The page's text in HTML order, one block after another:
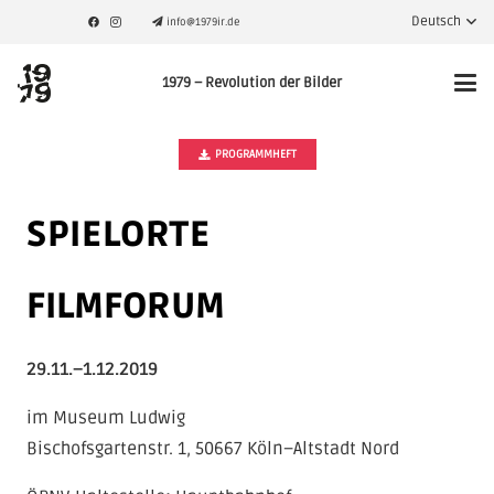
info@1979ir.de Deutsch
1979 – Revolution der Bilder
PROGRAMMHEFT
SPIELORTE
FILMFORUM
29.11.–1.12.2019
im Museum Ludwig
Bischofsgartenstr. 1, 50667 Köln–Altstadt Nord